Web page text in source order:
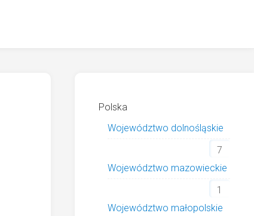
Polska
Województwo dolnośląskie
7
Województwo mazowieckie
1
Województwo małopolskie